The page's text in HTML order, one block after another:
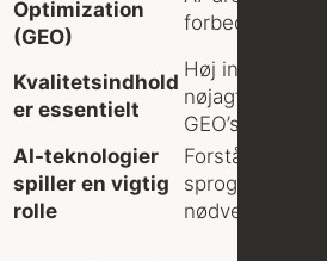
Optimization
(GEO)
forbedre
Kvalitetsindhold
er essentielt
Høj
nøjagtighed er
GEO’s succes.
AI-teknologier
spiller en vigtig
rolle
Forståelse af,
sprogmodeller
nødvendig for